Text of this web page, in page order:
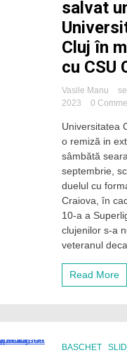
salvat
Cluj în
cu CSU
Vasile Manu
2023
0
Universitatea
o remiză in
sâmbătă
septembrie,
duelul cu
Craiova, în
10-a a
clujenilor s-a
veteranul
Read More
BASCHET